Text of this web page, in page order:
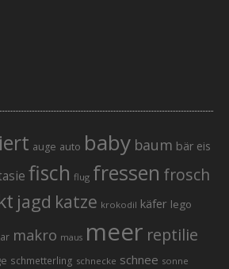
auge auto baby baum bär eis
fisch flug fressen frosch
jagd katze krokodil käfer lego
makro maus meer reptilie
schmetterling schnecke schnee sonne